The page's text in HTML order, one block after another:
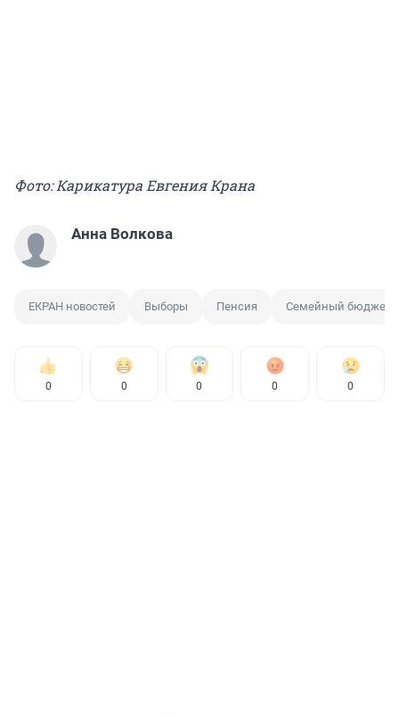
Фото: Карикатура Евгения Крана
Анна Волкова
ЕКРАН новостей Выборы Пенсия Семейный бюджет
0 0 0 0 0